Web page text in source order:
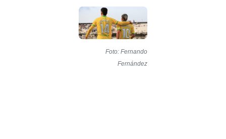
Foto: Fernando
Fernández